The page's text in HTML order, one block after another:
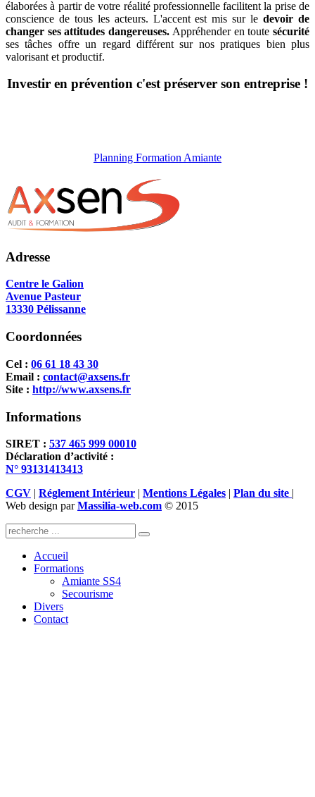
élaborées à partir de votre réalité professionnelle facilitent la prise de
conscience de tous les acteurs. L'accent est mis sur le devoir de
changer ses attitudes dangereuses. Appréhender en toutesécurité
ses tâches offre un regard différent sur nos pratiques bien plus
valorisant et productif.
Investir en prévention c'est préserver son entreprise !
Planning Formation Amiante
Adresse
Centre le Galion
Avenue Pasteur
13330 Pélissanne
Coordonnées
Cel : 06 61 18 43 30
Email : contact@axsens.fr
Site : http://www.axsens.fr
Informations
SIRET : 537 465 999 00010
Déclaration d’activité :
N° 93131413413
CGV | Réglement Intérieur | Mentions Légales | Plan du site |
Web design parMassilia-web.com © 2015
Accueil
Formations
Amiante SS4
Secourisme
Divers
Contact